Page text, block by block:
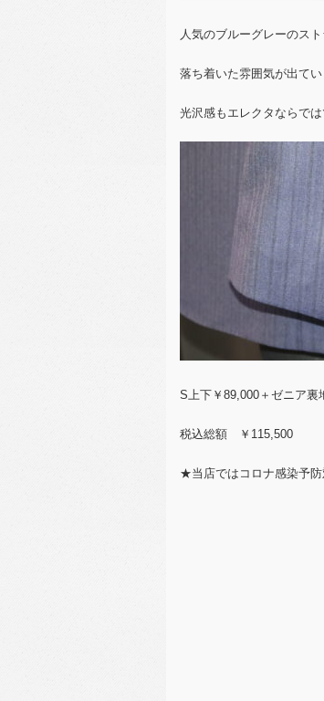
人気のブルーグレーのス
落ち着いた雰囲気が出てい
光沢感もエレクタならでは
S上下￥89,000＋ゼニア裏
税込総額 ￥115,500
★当店ではコロナ感染予